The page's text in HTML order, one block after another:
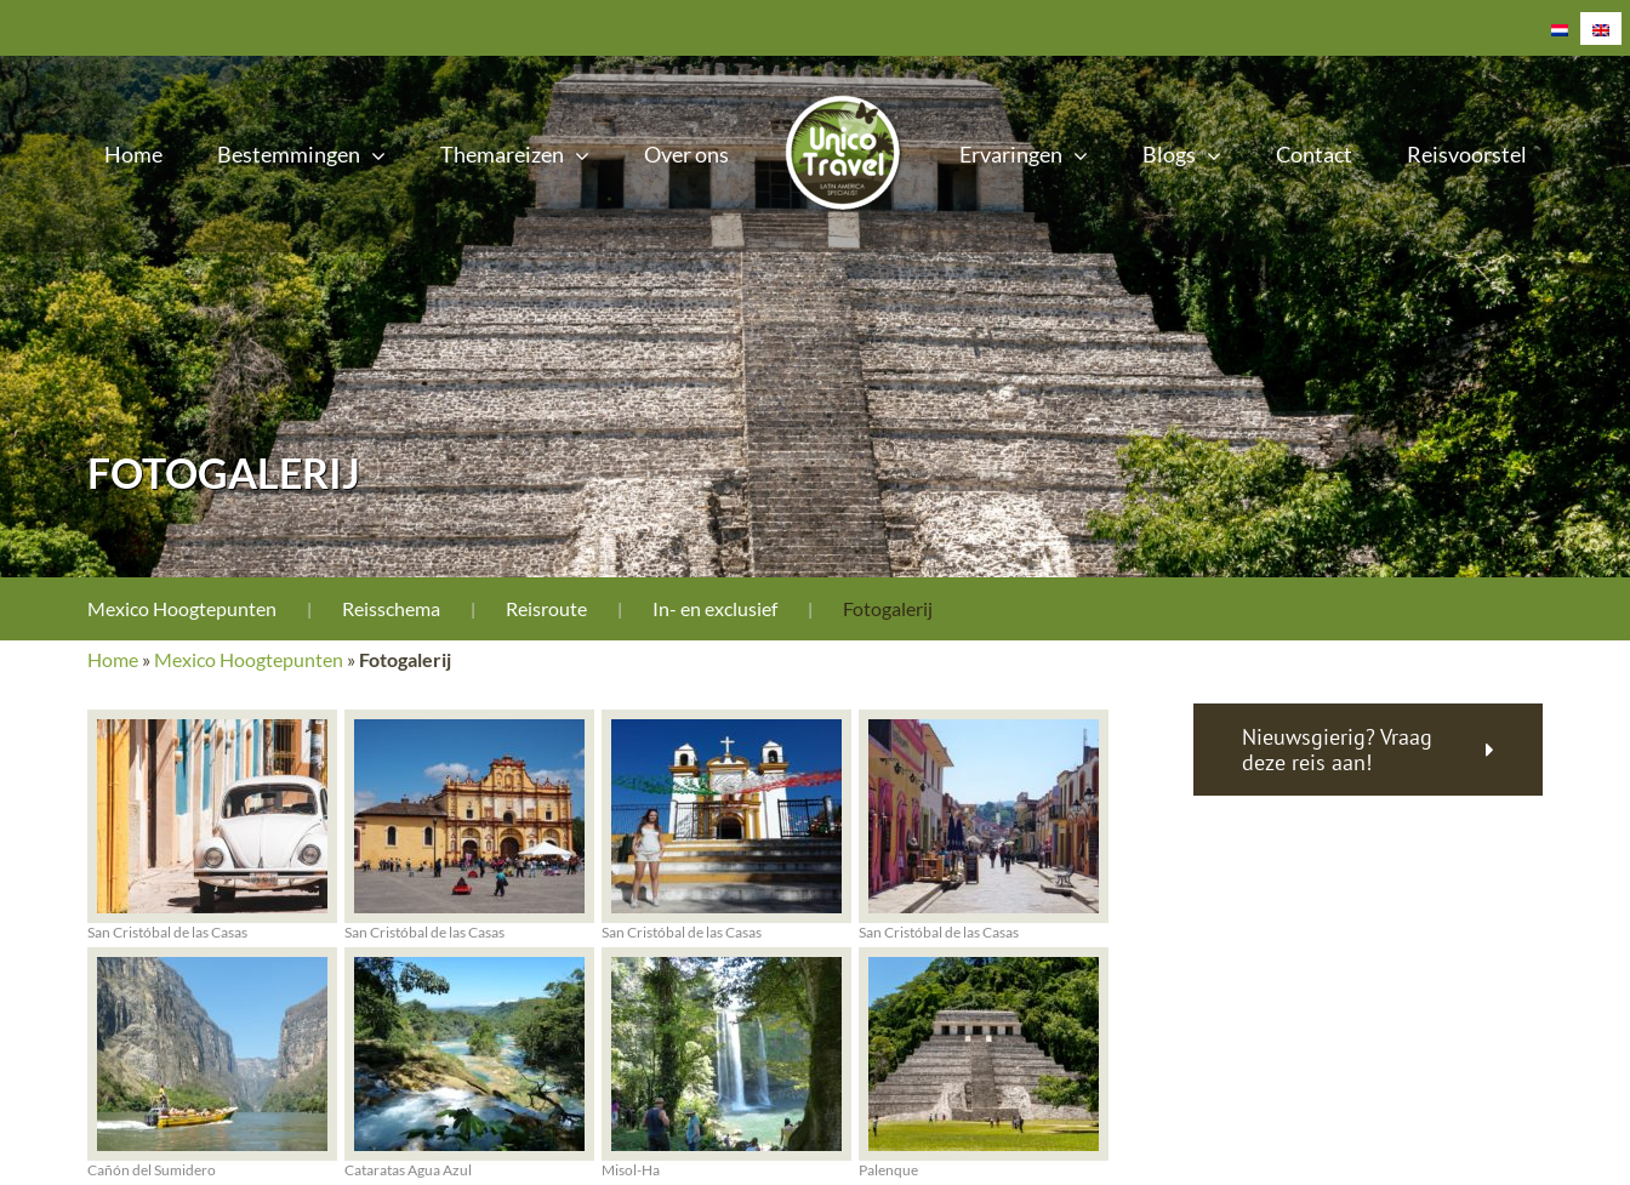
Ga
naar
inhoud
Home Bestemmingen Themareizen Over ons Ervaringen Blogs Contact Reisvoorstel
FOTOGALERIJ
Mexico Hoogtepunten Reisschema Reisroute In- en exclusief Fotogalerij
Home » Mexico Hoogtepunten » Fotogalerij
San Cristóbal de las Casas San Cristóbal de las Casas San Cristóbal de las Casas San Cristóbal de las Casas
Cañón del Sumidero Cataratas Agua Azul Misol-Ha Palenque
Nieuwsgierig? Vraag
deze reis aan!